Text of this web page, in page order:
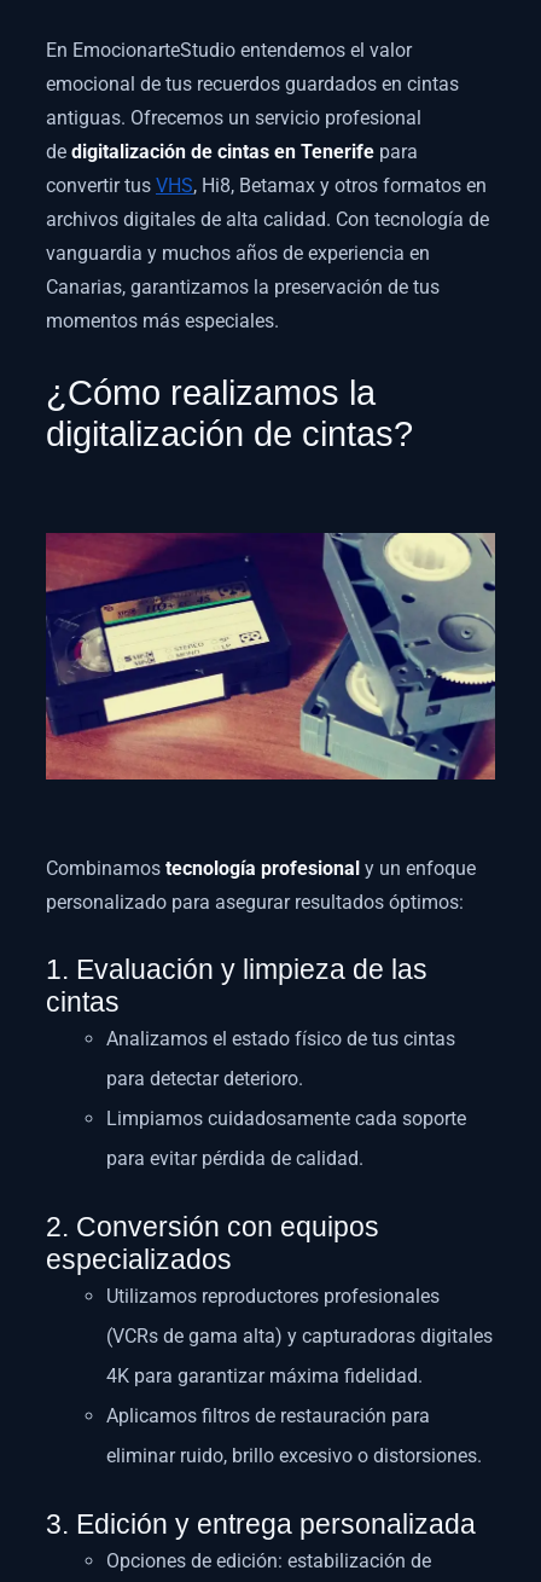
En EmocionarteStudio entendemos el valor
emocional de tus recuerdos guardados en cintas
antiguas. Ofrecemos un servicio profesional
de digitalización de cintas en Tenerife para
convertir tus VHS, Hi8, Betamax y otros formatos en
archivos digitales de alta calidad. Con tecnología de
vanguardia y muchos años de experiencia en
Canarias, garantizamos la preservación de tus
momentos más especiales.
¿Cómo realizamos la
digitalización de cintas?
Combinamos tecnología profesional y un enfoque
personalizado para asegurar resultados óptimos:
1. Evaluación y limpieza de las
cintas
Analizamos el estado físico de tus cintas
para detectar deterioro.
Limpiamos cuidadosamente cada soporte
para evitar pérdida de calidad.
2. Conversión con equipos
especializados
Utilizamos reproductores profesionales
(VCRs de gama alta) y capturadoras digitales
4K para garantizar máxima fidelidad.
Aplicamos filtros de restauración para
eliminar ruido, brillo excesivo o distorsiones.
3. Edición y entrega personalizada
Opciones de edición: estabilización de